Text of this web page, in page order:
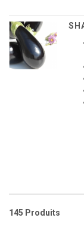
145 Produits